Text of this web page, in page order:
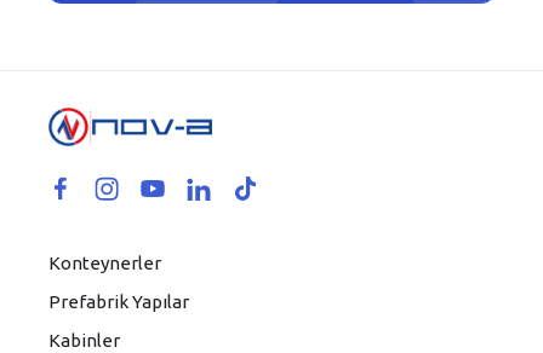
Konteynerler
Prefabrik Yapılar
Kabinler